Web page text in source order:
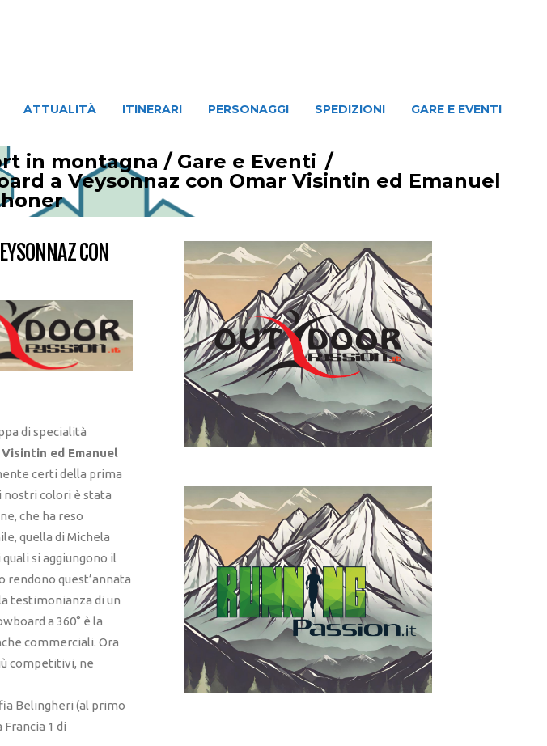
ATTUALITÀ ITINERARI PERSONAGGI SPEDIZIONI GARE E EVENTI
in montagna / Gare e Eventi /
a Veysonnaz con Omar Visintin ed Emanuel
CON
di specialità
Visintin ed Emanuel
certi della prima
nostri colori è stata
che ha reso
quella di Michela
si aggiungono il
rendono quest’annata
testimonianza di un
a 360° è la
commerciali. Ora
competitivi, ne
Belingheri (al primo
1 di